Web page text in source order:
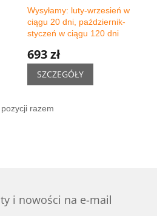
Wysyłamy: luty-wrzesień w
ciągu 20 dni, październik-
styczeń w ciągu 120 dni
693 zł
SZCZEGÓŁY
K
i
razem
i nowości na e-mail